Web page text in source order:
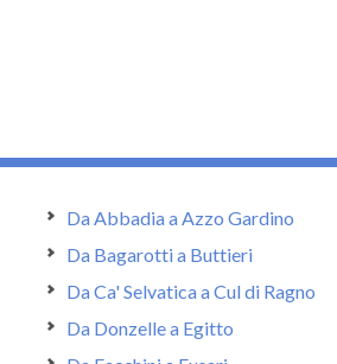
Da Abbadia a Azzo Gardino
Da Bagarotti a Buttieri
Da Ca' Selvatica a Cul di Ragno
Da Donzelle a Egitto